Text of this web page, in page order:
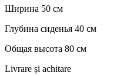
Ширина 50 см
Глубина сиденья 40 см
Общая высота 80 см
Livrare și achitare